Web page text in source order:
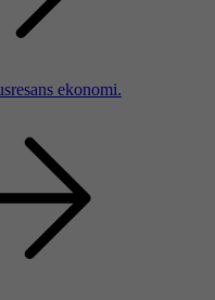
ekonomi.